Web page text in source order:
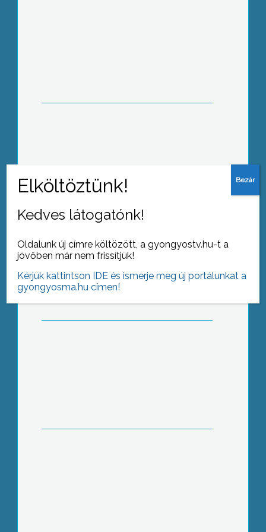
Nem múlt el nyom nélkül az első
Jászárokszálláson koszorúzással,
ünnepi beszéddel és a gimnázium
1956-ra
Sikeres megállapodás
Az Észak-magyarországi Regionális
Kedves látogatónk!
Oldalunk új címre költözött, a gyongyostv.hu-t a
jövőben már nem frissítjük!
Kérjük kattintson IDE és ismerje meg új portálunkat a
gyongyosma.hu címen!